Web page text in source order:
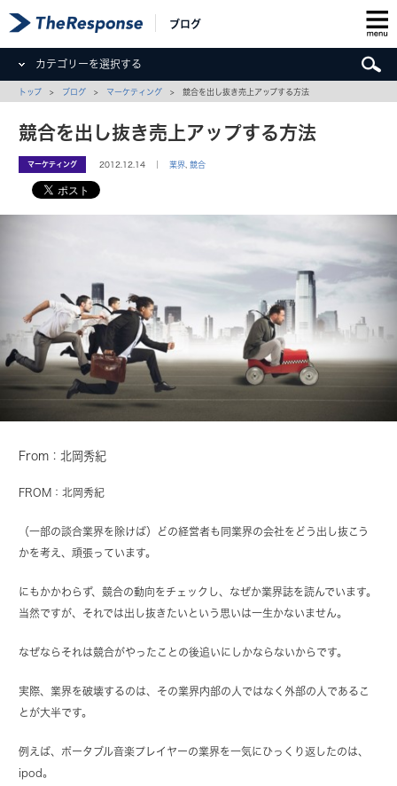
ブログ
カテゴリーを選択する
トップ > ブログ > マーケティング > 競合を出し抜き売上アップする方法
競合を出し抜き売上アップする方法
マーケティング 2012.12.14 ｜業界 ,競合
From：北岡秀紀
FROM：北岡秀紀
（一部の談合業界を除けば）どの経営者も同業界の会社をどう出し抜こう
かを考え、頑張っています。
にもかかわらず、競合の動向をチェックし、なぜか業界誌を読んでいます。
当然ですが、それでは出し抜きたいという思いは一生かないません。
なぜならそれは競合がやったことの後追いにしかならないからです。
実際、業界を破壊するのは、その業界内部の人ではなく外部の人であるこ
とが大半です。
例えば、ポータブル音楽プレイヤーの業界を一気にひっくり返したのは、
ipod。